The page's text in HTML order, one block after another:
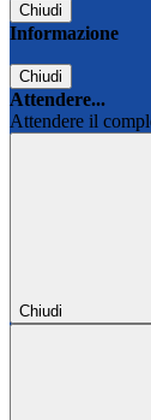
Chiudi
Informazione
Chiudi
Attendere...
Attendere il
Chiudi